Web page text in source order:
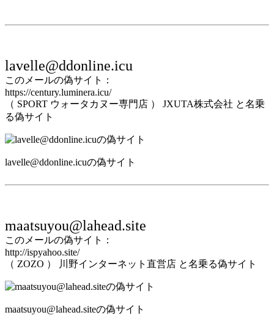
lavelle@ddonline.icu
このメールの偽サイト：
https://century.luminera.icu/
（ SPORT ウォータカヌー専門店 ） JXUTA株式会社 と名乗
る偽サイト
lavelle@ddonline.icuの偽サイト
maatsuyou@lahead.site
このメールの偽サイト：
http://ispyahoo.site/
（ ZOZO ） 川野インターネット直営店 と名乗る偽サイト
maatsuyou@lahead.siteの偽サイト